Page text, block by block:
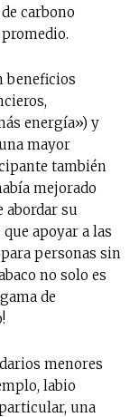
carbono
beneficios
energía») y
mayor
también
mejorado
su
apoyar a las
personas sin
no solo es
de
menores
labio
una